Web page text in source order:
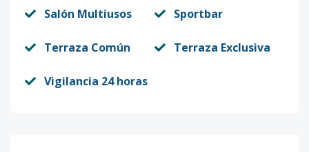
Salón Multiusos Sportbar
Terraza Común Terraza Exclusiva
Vigilancia 24 horas